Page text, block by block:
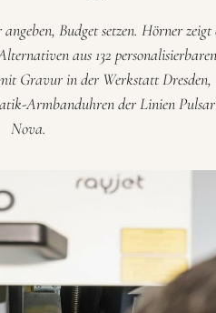
Budget setzen. Hörner zeigt
aus 132 personalisierbaren
Gravur in der Werkstatt Dresden,
Armbanduhren der Linien
Nova.